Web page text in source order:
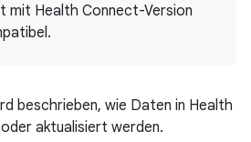
mit Health Connect-Version
beschrieben, wie Daten in Health
aktualisiert werden.